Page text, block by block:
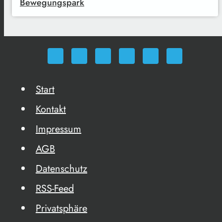
Start
Kontakt
Impressum
AGB
Datenschutz
RSS-Feed
Privatsphäre